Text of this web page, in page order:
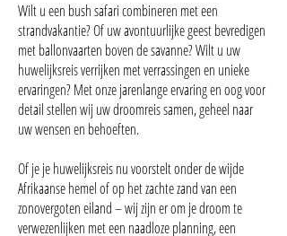
Wilt u een bush safari combineren met een
strandvakantie? Of uw avontuurlijke geest bevredigen
met ballonvaarten boven de savanne? Wilt u uw
huwelijksreis verrijken met verrassingen en unieke
ervaringen? Met onze jarenlange ervaring en oog voor
detail stellen wij uw droomreis samen, geheel naar
uw wensen en behoeften.
Of je je huwelijksreis nu voorstelt onder de wijde
Afrikaanse hemel of op het zachte zand van een
zonovergoten eiland – wij zijn er om je droom te
verwezenlijken met een naadloze planning, een